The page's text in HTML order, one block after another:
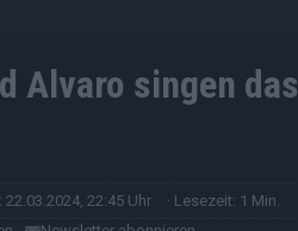
Alvaro singen das
22:45 Uhr
· Lesezeit: 1 Min.